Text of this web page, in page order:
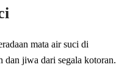
mata air suci di
jiwa dari segala kotoran.